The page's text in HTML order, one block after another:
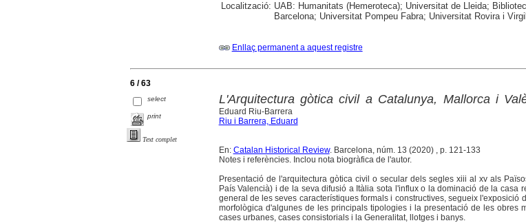
Localització: UAB: Humanitats (Hemeroteca); Universitat de Lleida;
Barcelona; Universitat Pompeu Fabra; Universitat Rovira i
Enllaç permanent a aquest registre
6 / 63
select
print
Text complet
L'Arquitectura gòtica civil a Catalunya, Mallorca i
Eduard Riu-Barrera
Riu i Barrera, Eduard
En: Catalan Historical Review. Barcelona, núm. 13 (2020) , p. 121-133
Notes i referències. Inclou nota biogràfica de l'autor.
Presentació de l'arquitectura gòtica civil o secular dels segles xiii al xv als
País Valencià) i de la seva difusió a Itàlia sota l'influx o la dominació de la casa
general de les seves característiques formals i constructives, segueix l'exposició
morfològica d'algunes de les principals tipologies i la presentació de les obres
cases urbanes, cases consistorials i la Generalitat, llotges i banys.